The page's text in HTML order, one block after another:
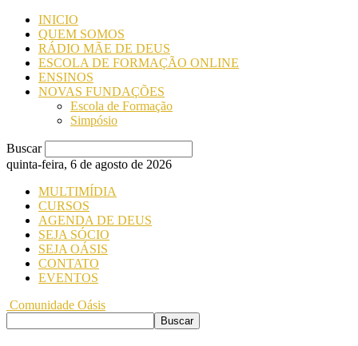
INICIO
QUEM SOMOS
RÁDIO MÃE DE DEUS
ESCOLA DE FORMAÇÃO ONLINE
ENSINOS
NOVAS FUNDAÇÕES
Escola de Formação
Simpósio
Buscar
quinta-feira, 6 de agosto de 2026
MULTIMÍDIA
CURSOS
AGENDA DE DEUS
SEJA SÓCIO
SEJA OÁSIS
CONTATO
EVENTOS
Comunidade Oásis